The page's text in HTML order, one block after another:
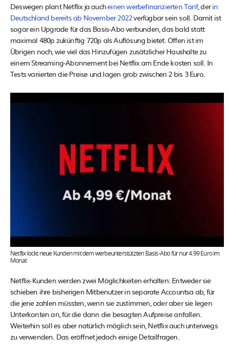
Deswegen plant Netflix ja aucheinen werbefinanzierten Tarif, derin
Deutschland bereits ab November 2022verfügbar sein soll. Damit ist
sogar ein Upgrade für das Basis-Abo verbunden, das bald statt
maximal 480p zukünftig 720p als Auflösung bietet. Offen ist im
Übrigen noch, wie viel das Hinzufügen zusätzlicher Haushalte zu
einem Streaming-Abonnement bei Netflix am Ende kosten soll. In
Tests variierten die Preise und lagen grob zwischen 2 bis 3 Euro.
Netflix lockt neue Kunden mit dem werbeunterstützten Basis-Abo für nur 4.99 Euro im
Monat
Netflix-Kunden werden zwei Möglichkeiten erhalten: Entweder sie
schieben ihre bisherigen Mitbenutzer in separate Accountsa ab, für
die jene zahlen müssten, wenn sie zustimmen, oder aber sie legen
Unterkonten an, für die dann die besagten Aufpreise anfallen.
Weiterhin soll es aber natürlich möglich sein, Netflix auch unterwegs
zu verwenden. Das eröffnet jedoch einige Detailfragen.